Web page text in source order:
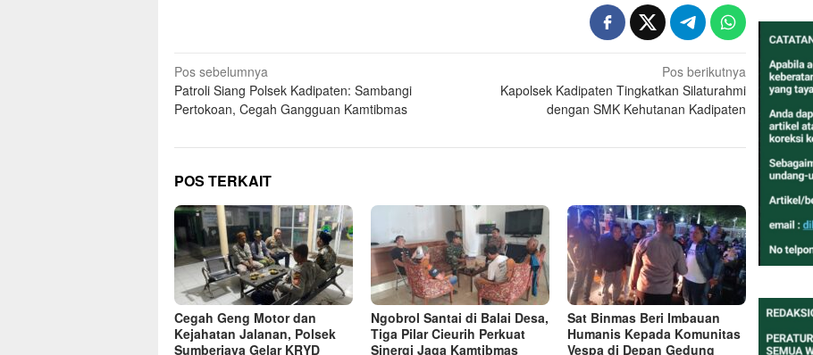
Navigasi
pos
Pos sebelumnya
Patroli Siang Polsek Kadipaten: Sambangi
Pertokoan, Cegah Gangguan Kamtibmas
Pos berikutnya
Kapolsek Kadipaten Tingkatkan Silaturahmi
dengan SMK Kehutanan Kadipaten
POS TERKAIT
Cegah Geng Motor dan
Kejahatan Jalanan, Polsek
Sumberjaya Gelar KRYD
Ngobrol Santai di Balai Desa,
Tiga Pilar Cieurih Perkuat
Sinergi Jaga Kamtibmas
Sat Binmas Beri Imbauan
Humanis Kepada Komunitas
Vespa di Depan Gedung